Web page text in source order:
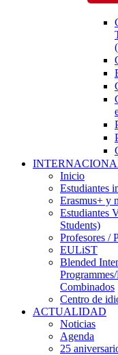
Inicio
Estudiantes
Erasmus+ y
Estudiantes
Students)
Profesores /
EULiST
Blended
Combinados
Centro de
ACTUALIDAD
Noticias
Agenda
25